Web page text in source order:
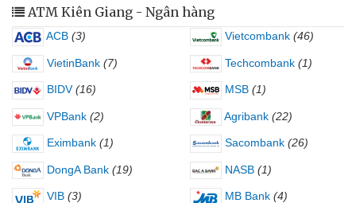
ATM Kiên Giang - Ngân hàng
ACB (3) Vietcombank (46)
VietinBank (7) Techcombank (1)
BIDV (16) MSB (1)
VPBank (2) Agribank (22)
Eximbank (1) Sacombank (26)
DongA Bank (19) NASB (1)
VIB (3) MB Bank (4)